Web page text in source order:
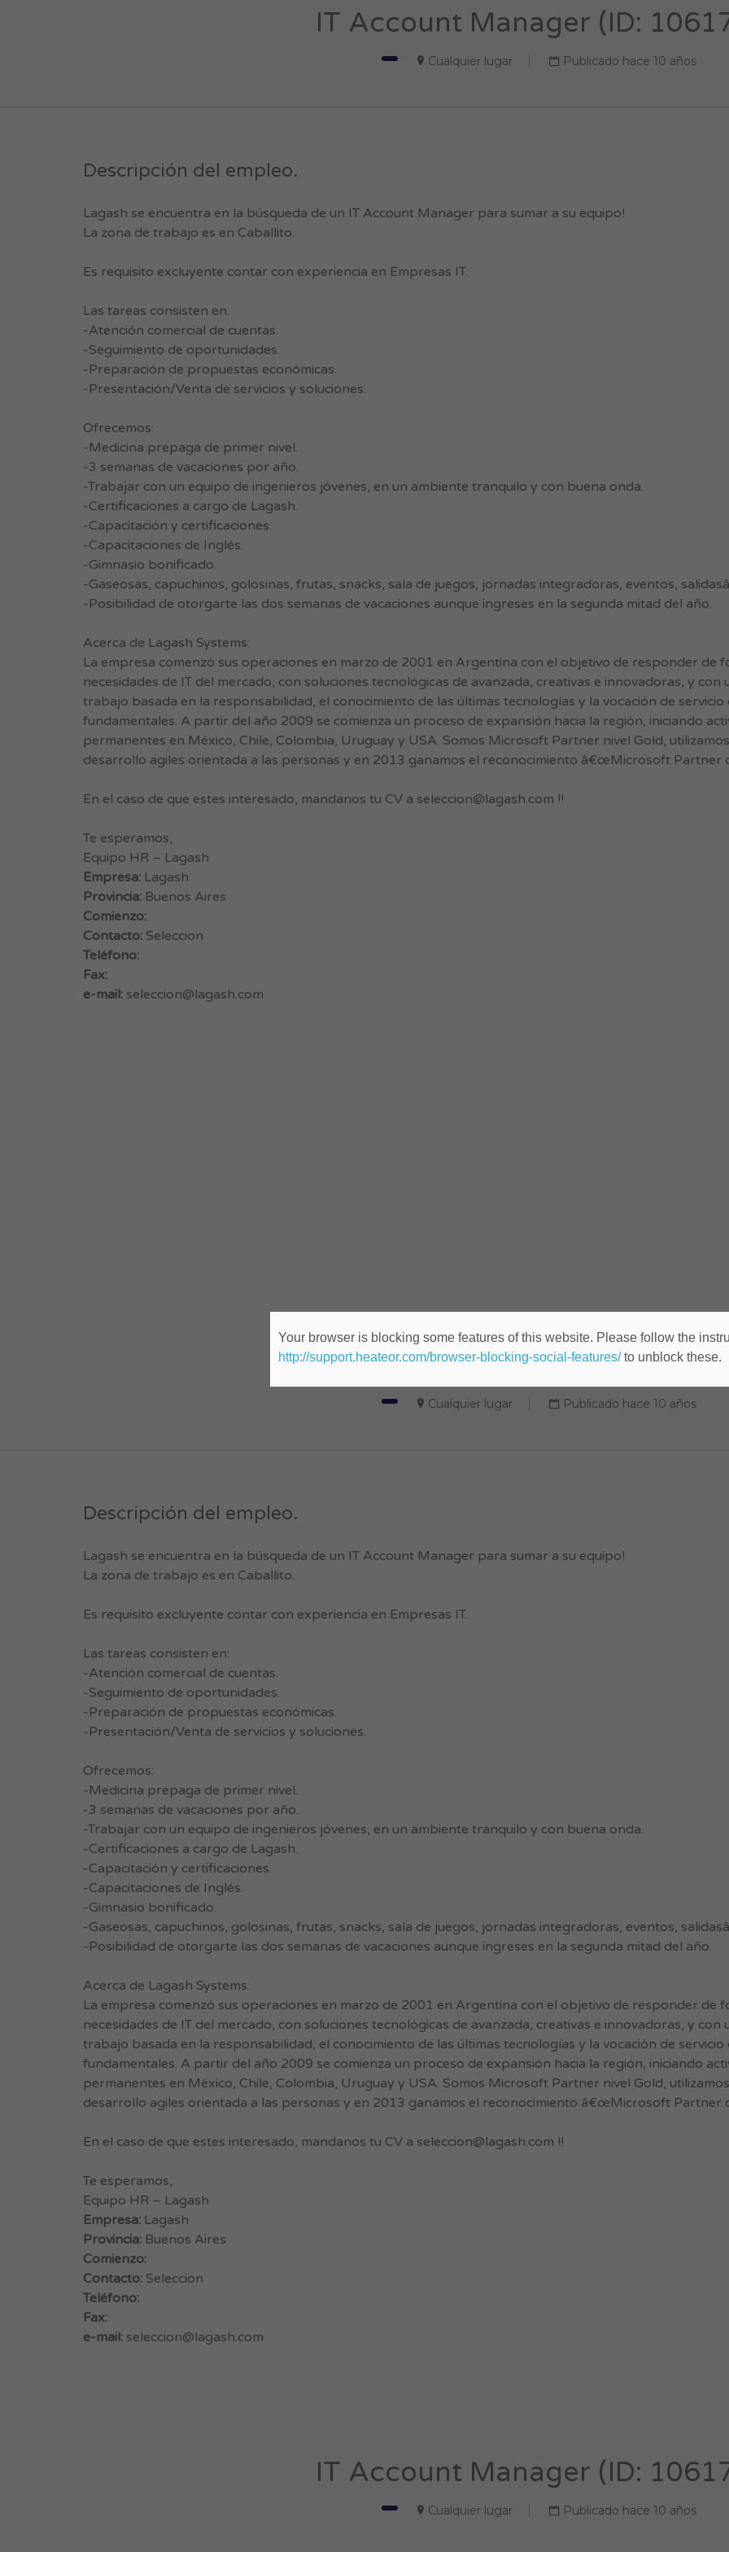
IT Account Manager (ID:
Cualquier lugar Publicado hace 10 años
Descripción del empleo.
Lagash se encuentra en la búsqueda de un IT Account Manager para sumar a su equipo!
La zona de trabajo es en Caballito.
Es requisito excluyente contar con experiencia en Empresas IT.
Las tareas consisten en:
-Atención comercial de cuentas.
-Seguimiento de oportunidades.
-Preparación de propuestas económicas.
-Presentación/Venta de servicios y soluciones.
Ofrecemos:
-Medicina prepaga de primer nivel.
-3 semanas de vacaciones por año.
-Trabajar con un equipo de ingenieros jóvenes, en un ambiente tranquilo y con buena onda.
-Certificaciones a cargo de Lagash.
-Capacitación y certificaciones.
-Capacitaciones de Inglés.
-Gimnasio bonificado.
-Gaseosas, capuchinos, golosinas, frutas, snacks, sala de juegos, jornadas integradoras, eventos,
-Posibilidad de otorgarte las dos semanas de vacaciones aunque ingreses en la segunda mitad del año.
Acerca de Lagash Systems:
La empresa comenzó sus operaciones en marzo de 2001 en Argentina con el objetivo de responder de
necesidades de IT del mercado, con soluciones tecnológicas de avanzada, creativas e innovadoras, y con
trabajo basada en la responsabilidad, el conocimiento de las últimas tecnologías y la vocación de
fundamentales. A partir del año 2009 se comienza un proceso de expansión hacia la región, iniciando
permanentes en México, Chile, Colombia, Uruguay y USA. Somos Microsoft Partner nivel Gold,
desarrollo agiles orientada a las personas y en 2013 ganamos el reconocimiento â€œMicrosoft Partner
En el caso de que estes interesado, mandanos tu CV a seleccion@lagash.com !!
Te esperamos,
Equipo HR – Lagash
Empresa: Lagash
Provincia: Buenos Aires
Comienzo:
Contacto: Seleccion
Teléfono:
Fax:
e-mail: seleccion@lagash.com
IT Account Manager (ID:
Cualquier lugar Publicado hace 10 años
Descripción del empleo.
Lagash se encuentra en la búsqueda de un IT Account Manager para sumar a su equipo!
La zona de trabajo es en Caballito.
Es requisito excluyente contar con experiencia en Empresas IT.
Las tareas consisten en:
-Atención comercial de cuentas.
-Seguimiento de oportunidades.
-Preparación de propuestas económicas.
-Presentación/Venta de servicios y soluciones.
Ofrecemos:
-Medicina prepaga de primer nivel.
-3 semanas de vacaciones por año.
-Trabajar con un equipo de ingenieros jóvenes, en un ambiente tranquilo y con buena onda.
-Certificaciones a cargo de Lagash.
-Capacitación y certificaciones.
-Capacitaciones de Inglés.
-Gimnasio bonificado.
-Gaseosas, capuchinos, golosinas, frutas, snacks, sala de juegos, jornadas integradoras, eventos,
-Posibilidad de otorgarte las dos semanas de vacaciones aunque ingreses en la segunda mitad del año.
Acerca de Lagash Systems:
La empresa comenzó sus operaciones en marzo de 2001 en Argentina con el objetivo de responder de
necesidades de IT del mercado, con soluciones tecnológicas de avanzada, creativas e innovadoras, y con
trabajo basada en la responsabilidad, el conocimiento de las últimas tecnologías y la vocación de
fundamentales. A partir del año 2009 se comienza un proceso de expansión hacia la región, iniciando
permanentes en México, Chile, Colombia, Uruguay y USA. Somos Microsoft Partner nivel Gold,
desarrollo agiles orientada a las personas y en 2013 ganamos el reconocimiento â€œMicrosoft Partner
En el caso de que estes interesado, mandanos tu CV a seleccion@lagash.com !!
Te esperamos,
Equipo HR – Lagash
Empresa: Lagash
Provincia: Buenos Aires
Comienzo:
Contacto: Seleccion
Teléfono:
Fax:
e-mail: seleccion@lagash.com
IT Account Manager (ID:
Cualquier lugar Publicado hace 10 años
Your browser is blocking some features of this website. Please follow the
http://support.heateor.com/browser-blocking-social-features/to unblock these.